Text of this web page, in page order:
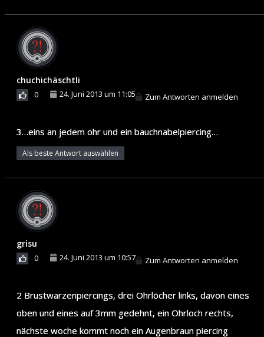
chuchichäschtli
0 24. Juni 2013 um 11:05 Zum Antworten anmelden
3…eins an jedem ohr und ein bauchnabelpiercing…
Als beste Antwort auswählen
grisu
0 24. Juni 2013 um 10:57 Zum Antworten anmelden
2 Brustwarzenpiercings, drei Ohrlöcher links, davon eines
oben und eines auf 3mm gedehnt, ein Ohrloch rechts,
nächste woche kommt noch ein Augenbraun piercing